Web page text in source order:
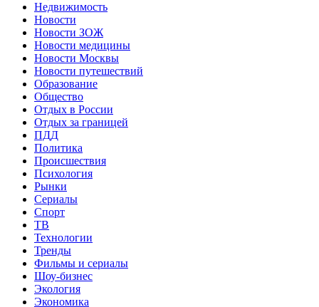
Недвижимость
Новости
Новости ЗОЖ
Новости медицины
Новости Москвы
Новости путешествий
Образование
Общество
Отдых в России
Отдых за границей
ПДД
Политика
Происшествия
Психология
Рынки
Сериалы
Спорт
ТВ
Технологии
Тренды
Фильмы и сериалы
Шоу-бизнес
Экология
Экономика